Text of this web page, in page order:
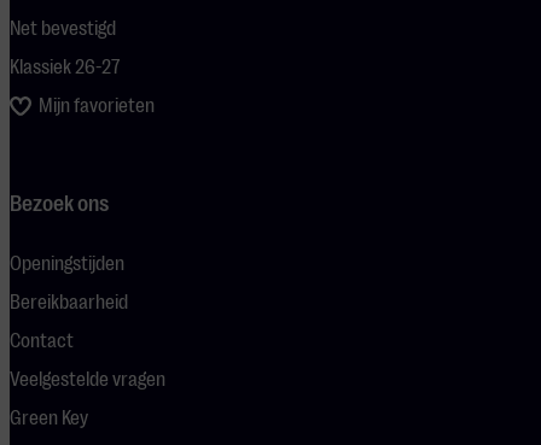
Net bevestigd
Klassiek 26-27
Mijn favorieten
Bezoek ons
Openingstijden
Bereikbaarheid
Contact
Veelgestelde vragen
Green Key